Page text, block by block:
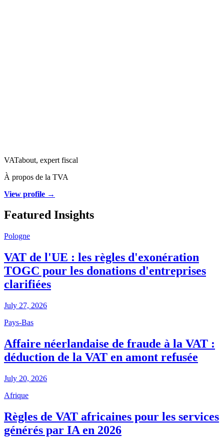
VATabout, expert fiscal
À propos de la TVA
View profile →
Featured Insights
Pologne
VAT de l'UE : les règles d'exonération
TOGC pour les donations d'entreprises
clarifiées
July 27, 2026
Pays-Bas
Affaire néerlandaise de fraude à la VAT :
déduction de la VAT en amont refusée
July 20, 2026
Afrique
Règles de VAT africaines pour les services
générés par IA en 2026